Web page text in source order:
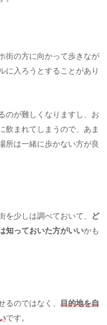
街の方に向かって歩きなが
に入ろうとすることがあり
のが難しくなりますし、お
飲まれてしまうので、あま
所は一緒に歩かない方が良
を少しは調べておいて、
ど
知っておいた方がいいかも
るのではなく、 目的地を自
です。